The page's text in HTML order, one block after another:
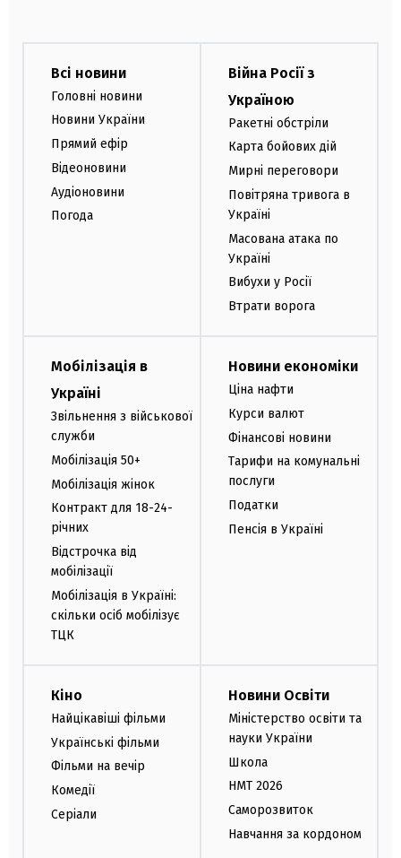
Всі новини
Головні новини
Новини України
Прямий ефір
Відеоновини
Аудіоновини
Погода
Війна Росії з
Україною
Ракетні обстріли
Карта бойових дій
Мирні переговори
Повітряна тривога в
Україні
Масована атака по
Україні
Вибухи у Росії
Втрати ворога
Мобілізація в
Україні
Звільнення з військової
служби
Мобілізація 50+
Мобілізація жінок
Контракт для 18-24-
річних
Відстрочка від
мобілізації
Мобілізація в Україні:
скільки осіб мобілізує
ТЦК
Новини економіки
Ціна нафти
Курси валют
Фінансові новини
Тарифи на комунальні
послуги
Податки
Пенсія в Україні
Кіно
Найцікавіші фільми
Українські фільми
Фільми на вечір
Комедії
Серіали
Новини Освіти
Міністерство освіти та
науки України
Школа
НМТ 2026
Саморозвиток
Навчання за кордоном